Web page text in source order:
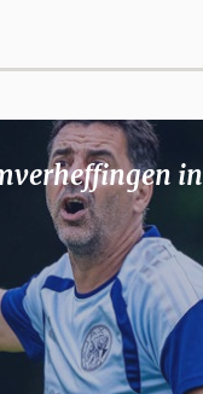
in